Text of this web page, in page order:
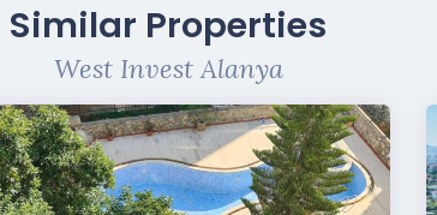
Similar Properties
West Invest Alanya